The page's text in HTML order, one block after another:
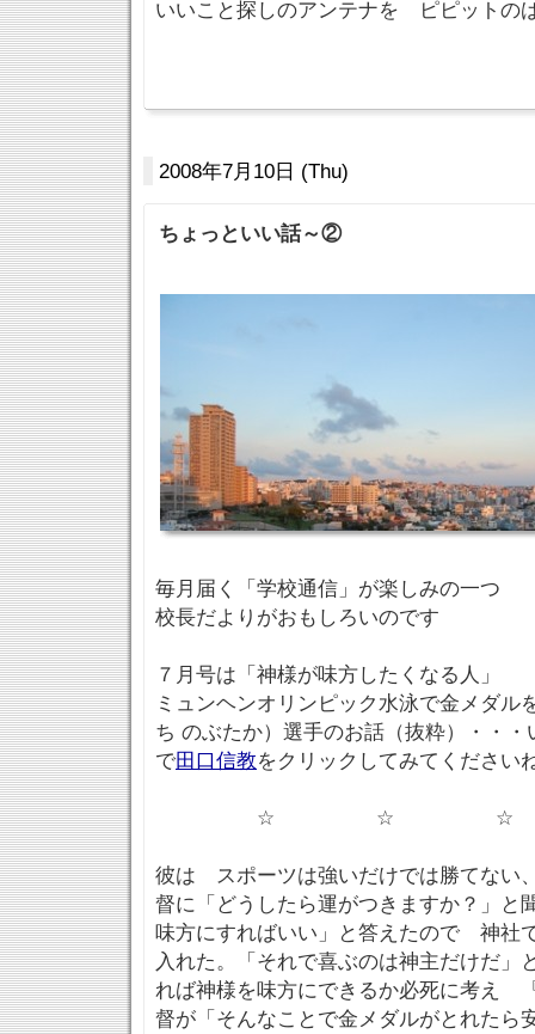
いいこと探しのアンテナを ピピットの
2008年7月10日 (Thu)
ちょっといい話～②
毎月届く「学校通信」が楽しみの一つ
校長だよりがおもしろいのです
７月号は「神様が味方したくなる人」
ミュンヘンオリンピック水泳で金メダル
ち のぶたか）選手のお話（抜粋）・・
で田口信教をクリックしてみてください
☆ ☆ ☆
彼は スポーツは強いだけでは勝てない
督に「どうしたら運がつきますか？」と
味方にすればいい」と答えたので 神社
入れた。「それで喜ぶのは神主だけだ
れば神様を味方にできるか必死に考え
督が「そんなことで金メダルがとれたら